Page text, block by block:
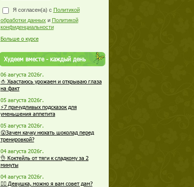
Я согласен(а) с Политикой
обработки данных и Политикой
конфиденциальности
Больше о курсе
Худеем вместе - каждый день
06 августа 2026г.
🍅 Хвастаюсь урожаем и открываю глаза
на факт
05 августа 2026г.
⚡7 причудливых подсказок для
уменьшения аппетита
05 августа 2026г.
😮Зачем качку нюхать шоколад перед
тренировкой?
04 августа 2026г.
👌 Коктейль от тяги к сладкому за 2
минуты
04 августа 2026г.
🏋️‍♀️ Девушка, можно я вам совет дам?